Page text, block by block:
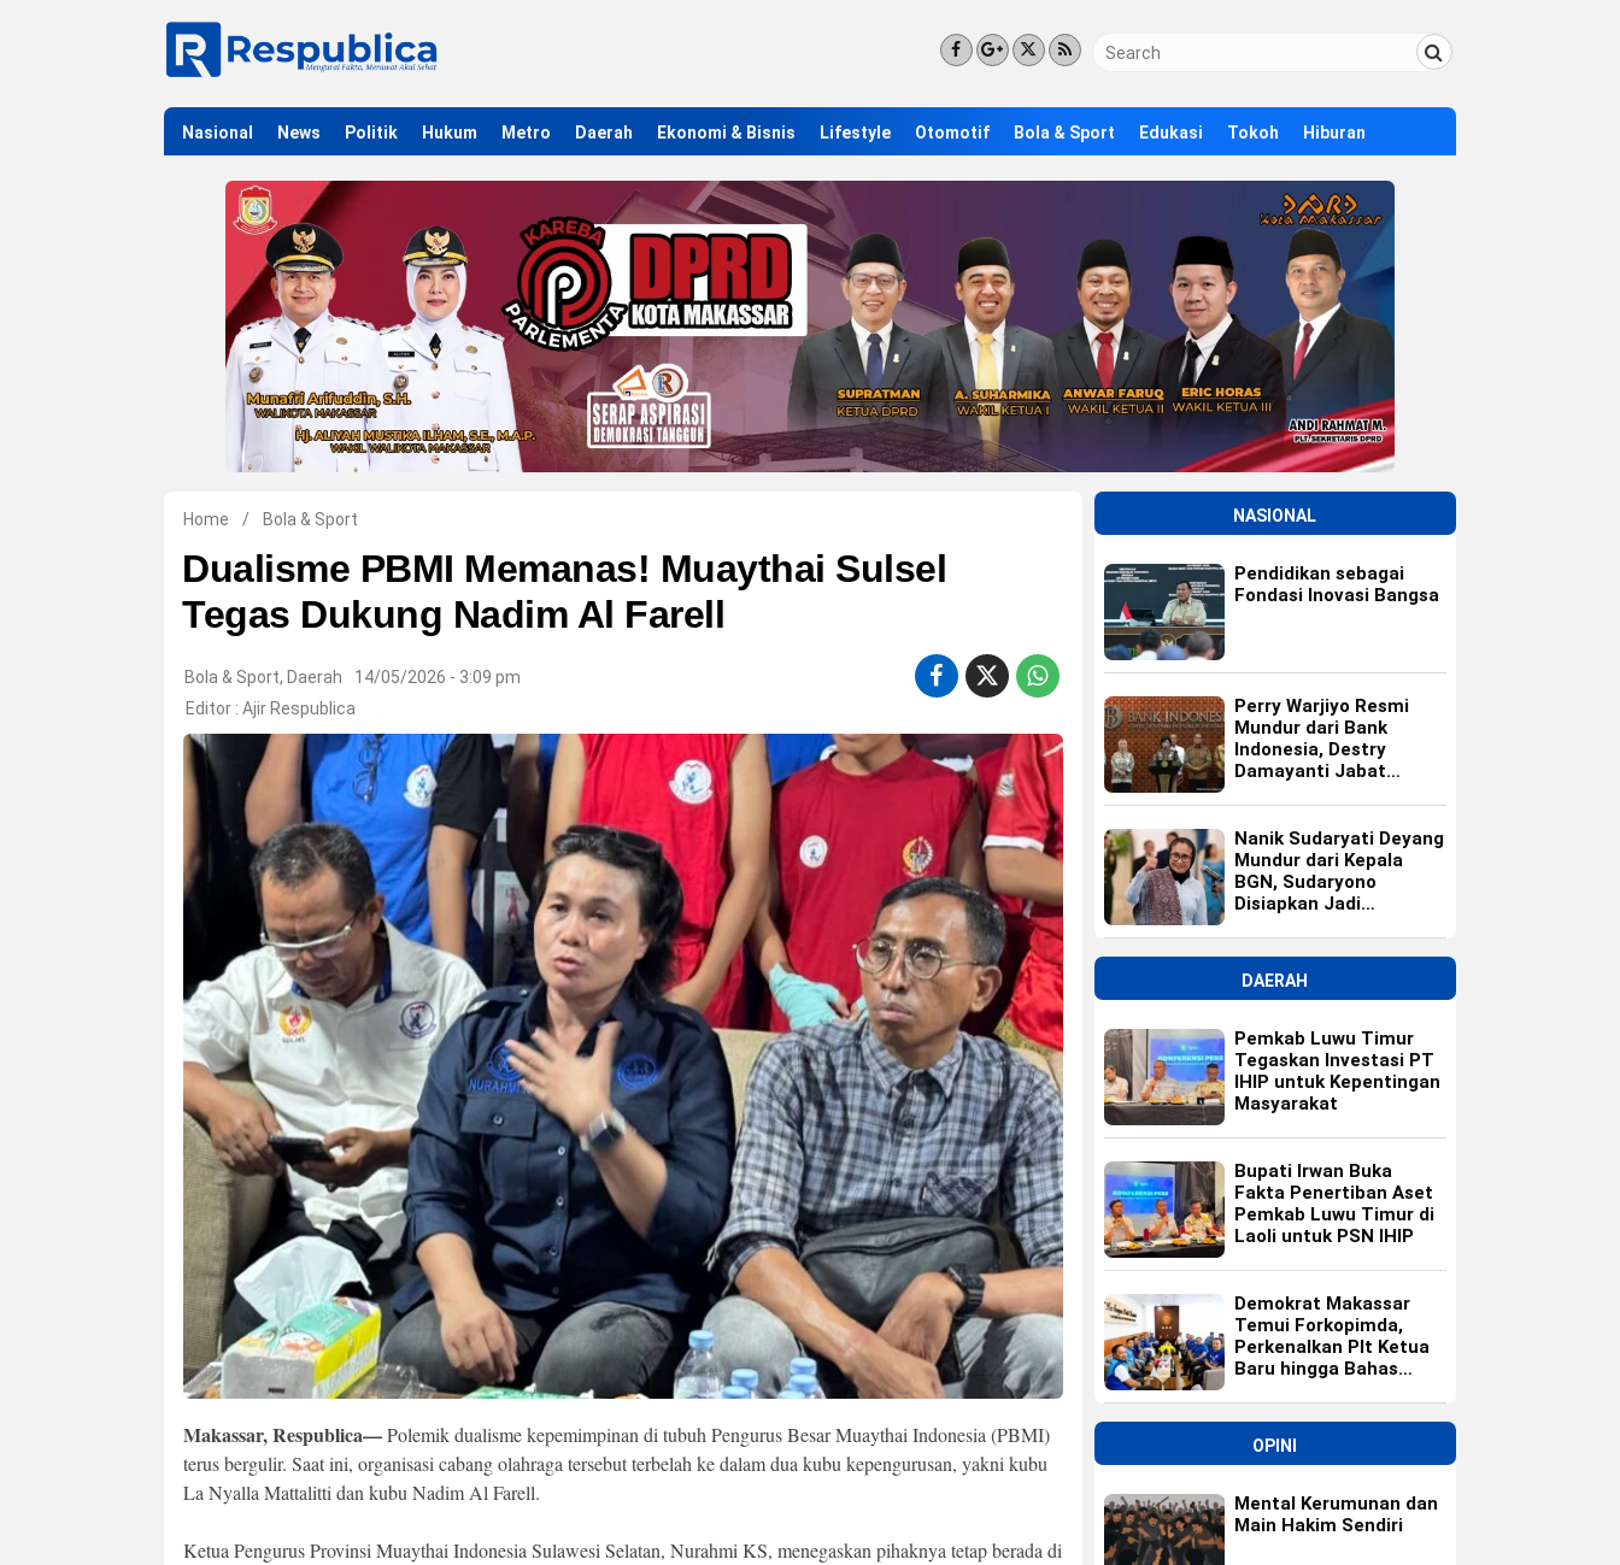
Nasional News Politik Hukum Metro Daerah Ekonomi & Bisnis Lifestyle Otomotif Bola & Sport Edukasi Tokoh Hiburan
Home / Bola & Sport
Dualisme PBMI Memanas! Muaythai Sulsel
Tegas Dukung Nadim Al Farell
Bola & Sport, Daerah
14/05/2026 - 3:09 pm
Editor : Ajir Respublica
Makassar, Respublica—Polemik dualisme kepemimpinan di tubuh Pengurus Besar Muaythai Indonesia (PBMI)
terus bergulir. Saat ini, organisasi cabang olahraga tersebut terbelah ke dalam dua kubu kepengurusan, yakni kubu
La Nyalla Mattalitti dan kubu Nadim Al Farell.
Ketua Pengurus Provinsi Muaythai Indonesia Sulawesi Selatan, Nurahmi KS, menegaskan pihaknya tetap berada di
NASIONAL
Pendidikan sebagai
Fondasi Inovasi Bangsa
Perry Warjiyo Resmi
Mundur dari Bank
Indonesia, Destry
Damayanti Jabat
Nanik Sudaryati Deyang
Mundur dari Kepala
BGN, Sudaryono
Disiapkan Jadi
DAERAH
Pemkab Luwu Timur
Tegaskan Investasi PT
IHIP untuk Kepentingan
Masyarakat
Bupati Irwan Buka
Fakta Penertiban Aset
Pemkab Luwu Timur di
Laoli untuk PSN IHIP
Demokrat Makassar
Temui Forkopimda,
Perkenalkan Plt Ketua
Baru hingga Bahas
OPINI
Mental Kerumunan dan
Main Hakim Sendiri